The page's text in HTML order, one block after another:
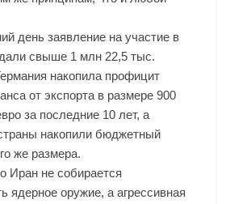
день заявление на участие в
свыше 1 млн 22,5 тыс.
накопила профицит
от экспорта в размере 900
за последние 10 лет, а
накопили бюджетный
же размера.
Иран не собирается
ядерное оружие, а агрессивная